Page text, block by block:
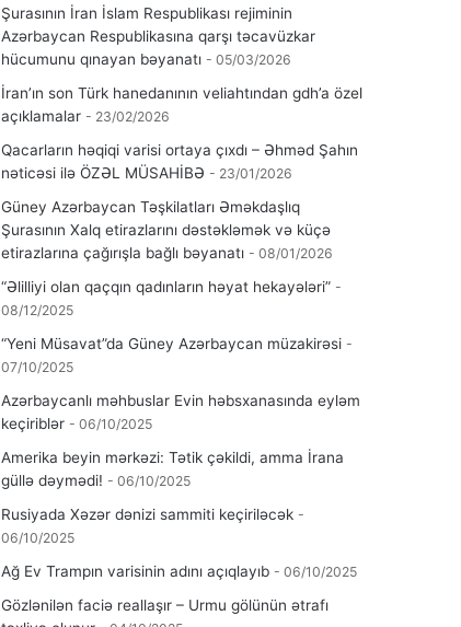
Şurasının İran İslam Respublikası rejiminin
Azərbaycan Respublikasına qarşı təcavüzkar
hücumunu qınayan bəyanatı
05/03/2026
İran’ın son Türk hanedanının veliahtından gdh’a özel
açıklamalar
23/02/2026
Qacarların həqiqi varisi ortaya çıxdı – Əhməd Şahın
nəticəsi ilə ÖZƏL MÜSAHİBƏ
23/01/2026
Güney Azərbaycan Təşkilatları Əməkdaşlıq
Şurasının Xalq etirazlarını dəstəkləmək və küçə
etirazlarına çağırışla bağlı bəyanatı
08/01/2026
“Əlilliyi olan qaçqın qadınların həyat hekayələri”
08/12/2025
“Yeni Müsavat”da Güney Azərbaycan müzakirəsi
07/10/2025
Azərbaycanlı məhbuslar Evin həbsxanasında eyləm
keçiriblər
06/10/2025
Amerika beyin mərkəzi: Tətik çəkildi, amma İrana
güllə dəymədi!
06/10/2025
Rusiyada Xəzər dənizi sammiti keçiriləcək
06/10/2025
Ağ Ev Trampın varisinin adını açıqlayıb 06/10/2025
Gözlənilən faciə reallaşır – Urmu gölünün ətrafı